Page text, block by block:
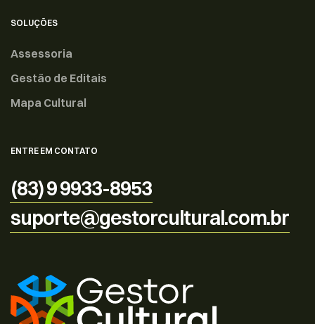
ENTRE EM CONTATO
(83) 9 9933-8953
suporte@gestorcultural.com.br
SOLUÇÕES
Assessoria
Gestão de Editais
Mapa Cultural